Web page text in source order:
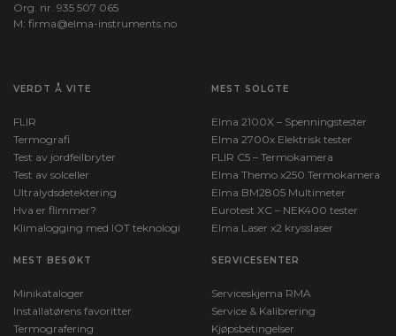
Org. nr. 935 507 065
M: firma@elma-instruments.no​
VERDT Å VITE
FLIR
Termografi
Test av jordfeilbryter
Test av solceller
Ultralydsdetektering
Hva er flimmer?
Klimalogging med IOT teknologi
MEST SOLGTE
Elma 2100X – Spenningstester
Elma 2700x Elektrisk tester
FLIR C5 – Termokamera
Elma Themo x250 Termokamera
Elma BM2805 Multimeter
Eurotest XC – NEK400 tester
Elma Laser x2 krysslaser
MEST BESØKT
Minikataloger
Installatørens favoritter
Termografering
SERVICESENTER
Serviceskjema RMA
Service & Kalibrering
Kjøpsbetingelser